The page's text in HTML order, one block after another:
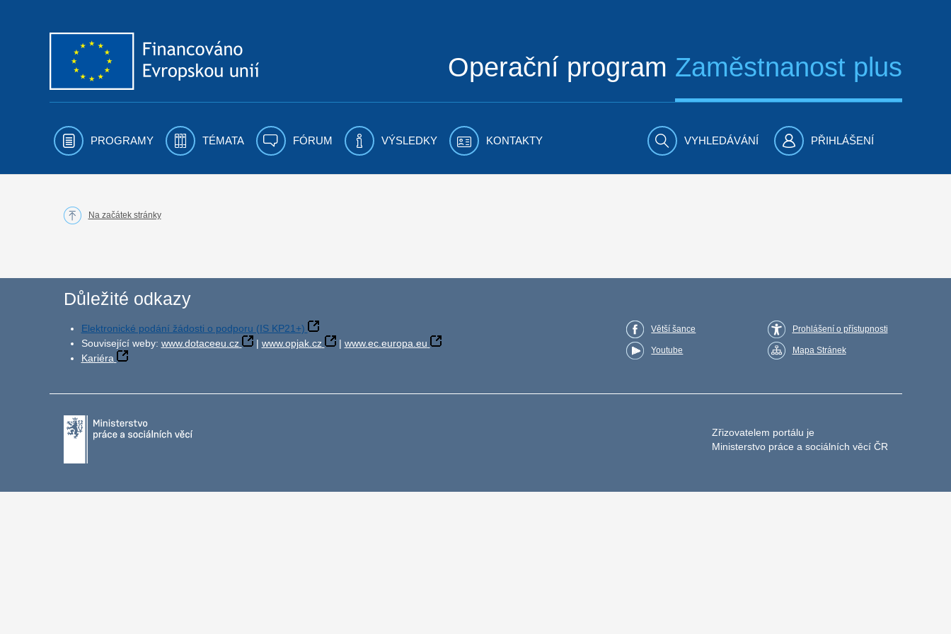
Operační program Zaměstnanost plus
PROGRAMY TÉMATA FÓRUM VÝSLEDKY KONTAKTY VYHLEDÁVÁNÍ PŘIHLÁŠENÍ
Na začátek stránky
Důležité odkazy
Elektronické podání žádosti o podporu (IS KP21+)
Související weby: www.dotaceeu.cz | www.opjak.cz | www.ec.europa.eu
Kariéra
Větší šance
Youtube
Prohlášení o přístupnosti
Mapa Stránek
Zřizovatelem portálu je
Ministerstvo práce a sociálních věcí ČR